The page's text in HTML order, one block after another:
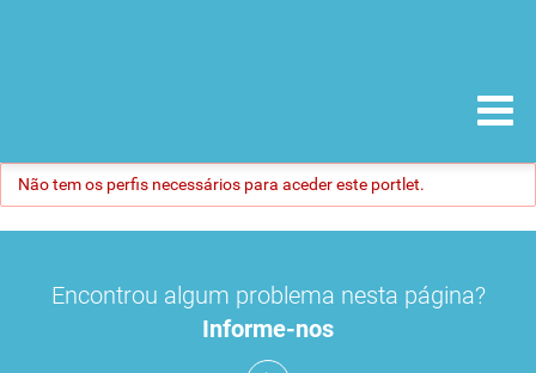
Não tem os perfis necessários para aceder este portlet.
Encontrou algum problema nesta página?
Informe-nos